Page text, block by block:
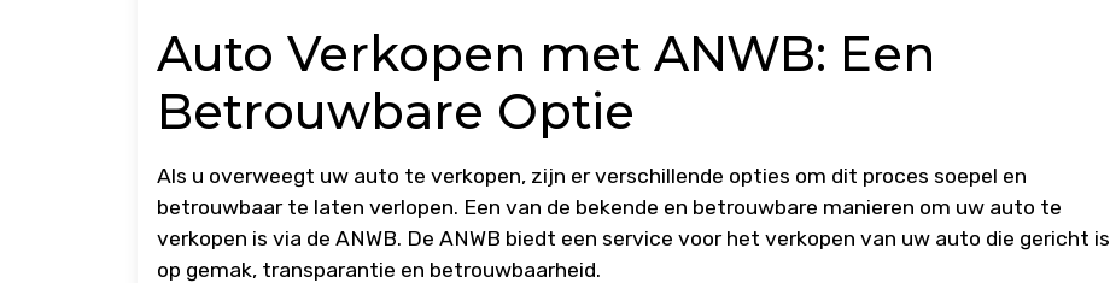
Auto Verkopen met ANWB: Een
Betrouwbare Optie
Als u overweegt uw auto te verkopen, zijn er verschillende opties om dit proces soepel en
betrouwbaar te laten verlopen. Een van de bekende en betrouwbare manieren om uw auto te
verkopen is via de ANWB. De ANWB biedt een service voor het verkopen van uw auto die gericht is
op gemak, transparantie en betrouwbaarheid.